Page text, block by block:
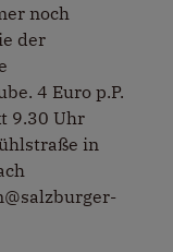
noch
der
4 Euro p.P.
9.30 Uhr
in